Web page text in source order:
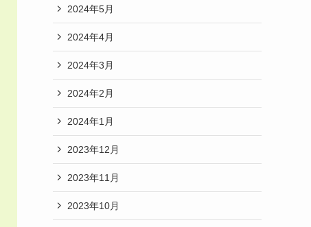
2024年5月
2024年4月
2024年3月
2024年2月
2024年1月
2023年12月
2023年11月
2023年10月